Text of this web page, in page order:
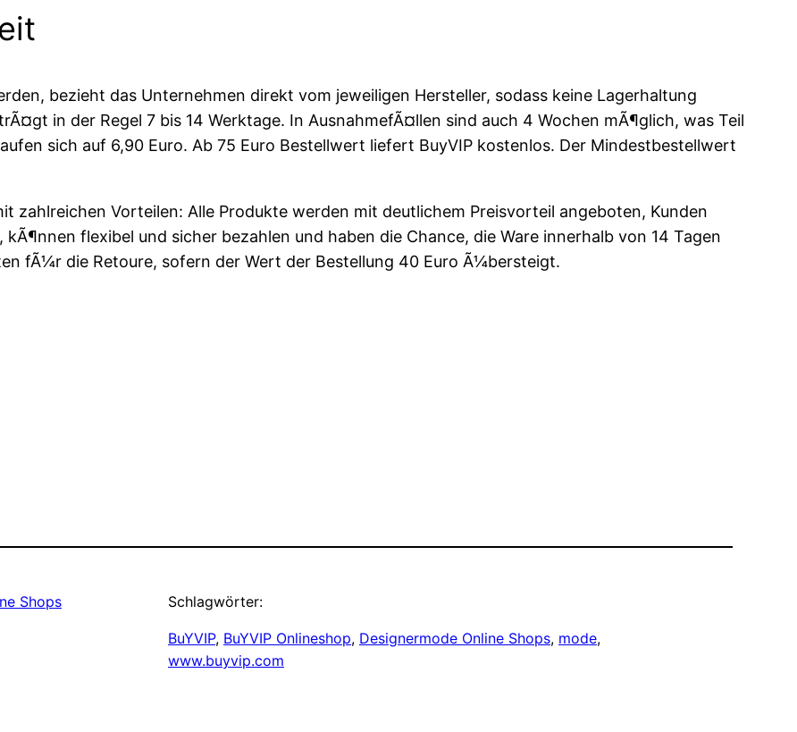
bezieht das Unternehmen direkt vom jeweiligen Hersteller, sodass keine Lagerhaltung
in der Regel 7 bis 14 Werktage. In AusnahmefÃ¤llen sind auch 4 Wochen mÃ¶glich, was Teil
sich auf 6,90 Euro. Ab 75 Euro Bestellwert liefert BuyVIP kostenlos. Der Mindestbestellwert
zahlreichen Vorteilen: Alle Produkte werden mit deutlichem Preisvorteil angeboten, Kunden
flexibel und sicher bezahlen und haben die Chance, die Ware innerhalb von 14 Tagen
fÃ¼r die Retoure, sofern der Wert der Bestellung 40 Euro Ã¼bersteigt.
Shops Schlagwörter:
BuYVIP, BuYVIP Onlineshop, Designermode Online Shops, mode
www.buyvip.com